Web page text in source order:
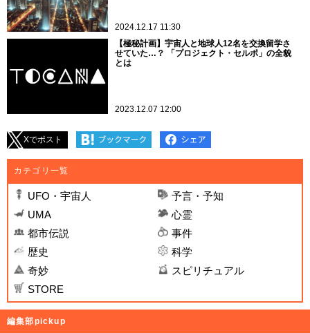
2024.12.17 11:30
【極秘計画】宇宙人と地球人12名を交換留学さ
せていた…？ 「プロジェクト・セルポ」の全貌
とは
2023.12.07 12:00
Xでポスト
カテゴリ一覧
UFO・宇宙人
予言・予知
UMA
心霊
都市伝説
事件
歴史
科学
奇妙
スピリチュアル
STORE
編集部pickup